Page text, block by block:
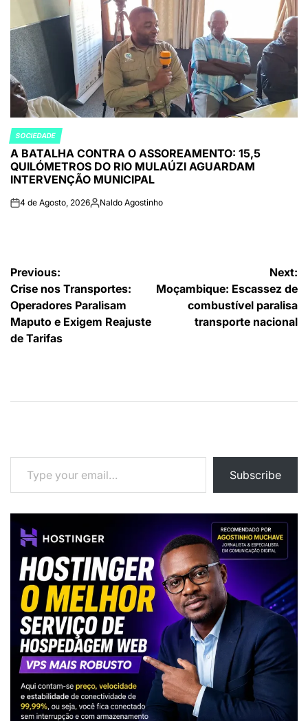
POSTED
IN
SOCIEDADE
A BATALHA CONTRA O ASSOREAMENTO: 15,5
QUILÓMETROS DO RIO MULAÚZI AGUARDAM
INTERVENÇÃO MUNICIPAL
on4 de Agosto, 2026Publicado
Naldo Agostinho
Navegação
de
artigos
Previous:
Crise nos Transportes:
Operadores Paralisam
Maputo e Exigem Reajuste
de Tarifas
Next:
Moçambique: Escassez de
combustível paralisa
transporte nacional
Type your email…
Subscribe